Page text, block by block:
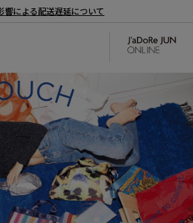
響による配送遅延について